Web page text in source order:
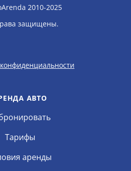
2010-2025
защищены.
АВТО
Тарифы
аренды